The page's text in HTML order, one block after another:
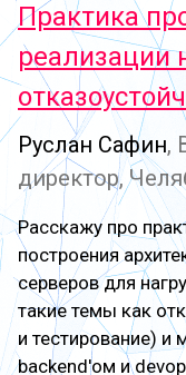
Практика
реализации
Руслан Сафин,
директор,
Расскажу про
построения
серверов для
такие темы как
и тестирование)
backend'ом и